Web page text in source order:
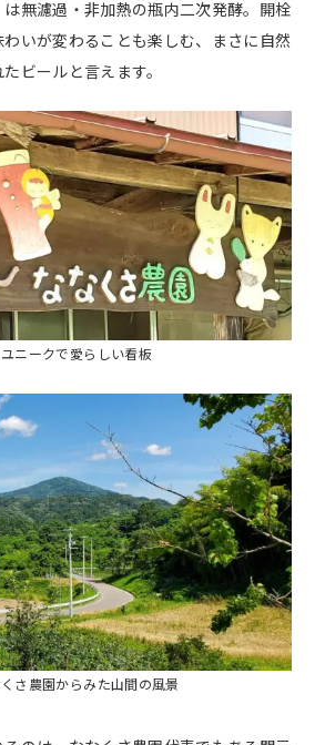
は無濾過・非加熱の瓶内二次発酵。開栓
いが変わることも楽しむ、まさに自然
ビールと言えます。
ユニークで愛らしい看板
さ農園からみた山間の風景